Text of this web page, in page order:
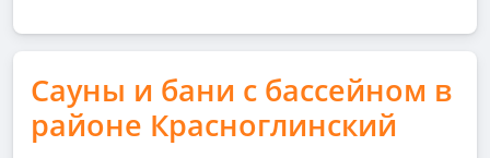
Сауны и бани с бассейном в
районе Красноглинский